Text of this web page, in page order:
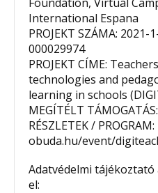
Foundation, Virtual
International Espana
PROJEKT SZÁMA: 2021-
000029974
PROJEKT CÍME:
technologies and
learning in schools
MEGÍTÉLT
RÉSZLETEK /
obuda.hu/event/
Adatvédelmi
el: